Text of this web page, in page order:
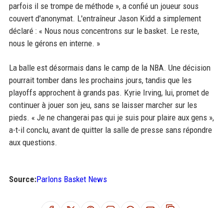
parfois il se trompe de méthode », a confié un joueur sous
couvert d'anonymat. L'entraîneur Jason Kidd a simplement
déclaré : « Nous nous concentrons sur le basket. Le reste,
nous le gérons en interne. »
La balle est désormais dans le camp de la NBA. Une décision
pourrait tomber dans les prochains jours, tandis que les
playoffs approchent à grands pas. Kyrie Irving, lui, promet de
continuer à jouer son jeu, sans se laisser marcher sur les
pieds. « Je ne changerai pas qui je suis pour plaire aux gens »,
a-t-il conclu, avant de quitter la salle de presse sans répondre
aux questions.
Source:Parlons Basket News